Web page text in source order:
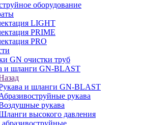
оборудование
LIGHT
PRIME
PRO
GN очистки труб
и шланги GN-BLAST
и шланги GN-BLAST
рукава
рукава
высокого давления